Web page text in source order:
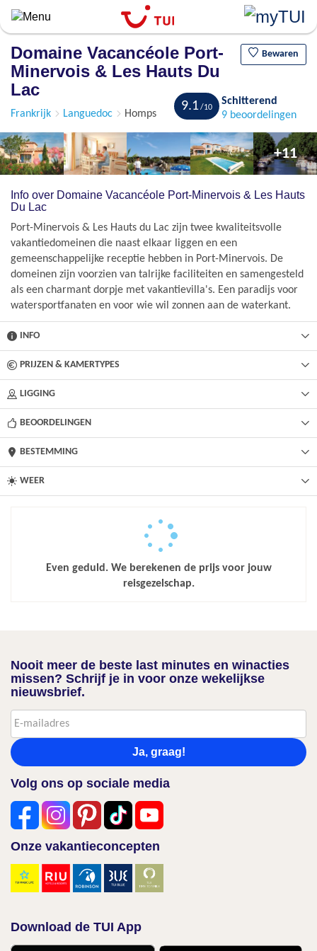
Overslaan
en
algemene
inhoud
Domaine Vacancéole Port-
Minervois & Les Hauts Du
Lac
Bewaren
Frankrijk Languedoc Homps
9.1
Schitterend
9 beoordelingen
+11
Info over Domaine Vacancéole Port-Minervois & Les Hauts
Du Lac
Port-Minervois & Les Hauts du Lac zijn twee kwaliteitsvolle
vakantiedomeinen die naast elkaar liggen en een
gemeenschappelijke receptie hebben in Port-Minervois. De
domeinen zijn voorzien van talrijke faciliteiten en samengesteld
als een charmant dorpje met vakantievilla's. Een paradijs voor
watersportfanaten en voor wie wil zonnen aan de waterkant.
INFO
PRIJZEN & KAMERTYPES
LIGGING
BEOORDELINGEN
BESTEMMING
WEER
Even geduld. We berekenen de prijs voor jouw
reisgezelschap.
Nooit meer de beste last minutes en winacties
missen? Schrijf je in voor onze wekelijkse
nieuwsbrief.
Ja, graag!
Volg ons op sociale media
Onze vakantieconcepten
Download de TUI App